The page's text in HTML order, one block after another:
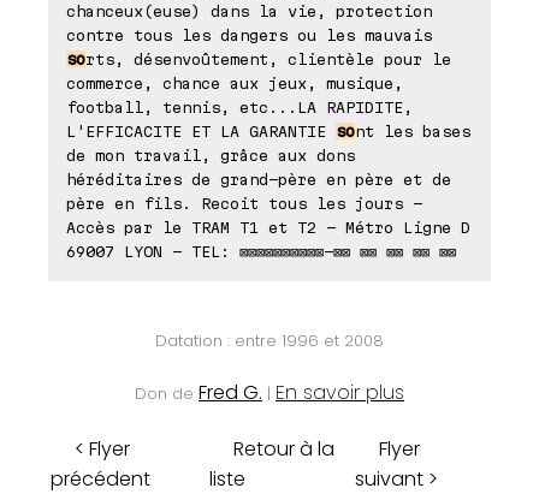
chanceux(euse) dans la vie, protection
contre tous les dangers ou les mauvais
sorts, désenvoûtement, clientèle pour le
commerce, chance aux jeux, musique,
football, tennis, etc...LA RAPIDITE,
L'EFFICACITE ET LA GARANTIE sont les bases
de mon travail, grâce aux dons
héréditaires de grand-père en père et de
père en fils. Recoit tous les jours -
Accès par le TRAM T1 et T2 - Métro Ligne D
69007 LYON - TEL: ⊠⊠⊠⊠⊠⊠⊠⊠⊠⊠-⊠⊠ ⊠⊠ ⊠⊠ ⊠⊠ ⊠⊠
Datation : entre 1996 et 2008
Don de Fred G. | En savoir plus
< Flyer
précédent
Retour à la
liste
Flyer
suivant >